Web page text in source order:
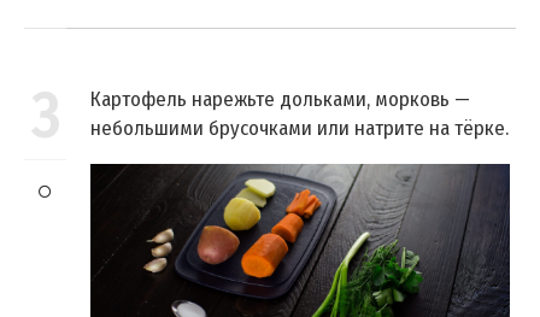
3
Картофель нарежьте дольками, морковь —
небольшими брусочками или натрите на тёрке.